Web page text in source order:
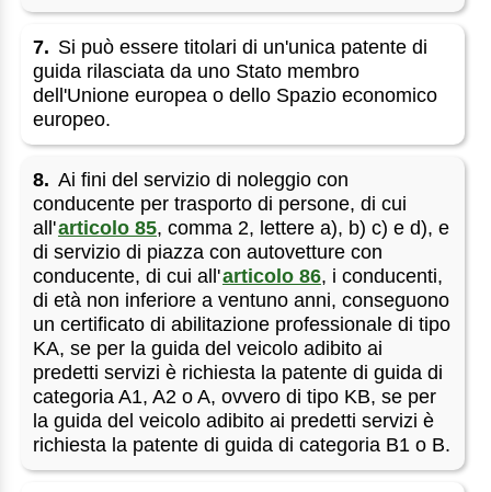
7. Si può essere titolari di un'unica patente di
guida rilasciata da uno Stato membro
dell'Unione europea o dello Spazio economico
europeo.
8. Ai fini del servizio di noleggio con
conducente per trasporto di persone, di cui
all'articolo 85, comma 2, lettere a), b) c) e d), e
di servizio di piazza con autovetture con
conducente, di cui all'articolo 86, i conducenti,
di età non inferiore a ventuno anni, conseguono
un certificato di abilitazione professionale di tipo
KA, se per la guida del veicolo adibito ai
predetti servizi è richiesta la patente di guida di
categoria A1, A2 o A, ovvero di tipo KB, se per
la guida del veicolo adibito ai predetti servizi è
richiesta la patente di guida di categoria B1 o B.